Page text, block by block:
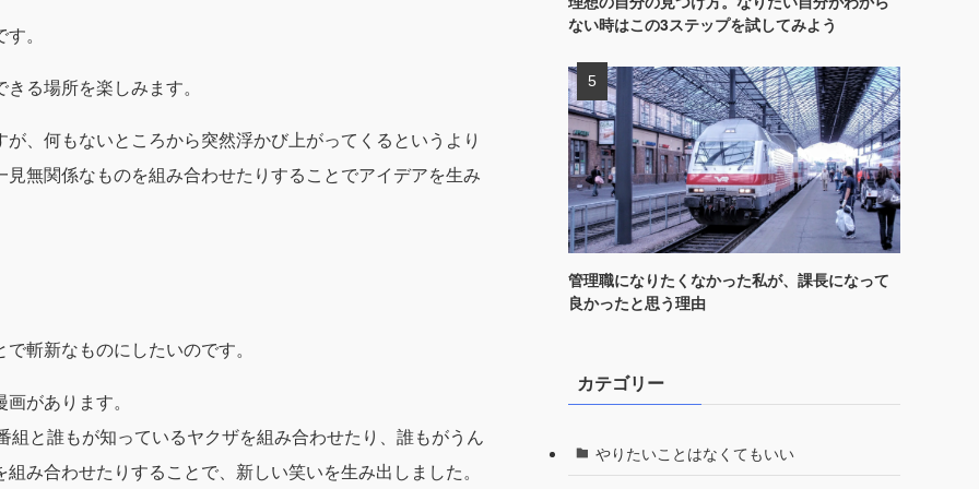
。
る場所を楽しみます。
、何もないところから突然浮かび上がってくるというより
無関係なものを組み合わせたりすることでアイデアを生み
斬新なものにしたいのです。
があります。
と誰もが知っているヤクザを組み合わせたり、誰もがうん
み合わせたりすることで、新しい笑いを生み出しました。
ない時はこの3ステップを試してみよう
管理職になりたくなかった私が、課長になって
良かったと思う理由
カテゴリー
やりたいことはなくてもいい